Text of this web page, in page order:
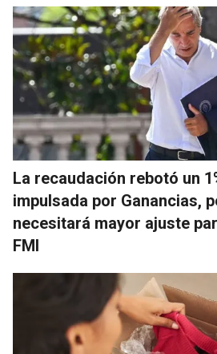
La recaudación rebotó un
impulsada por Ganancias,
necesitará mayor ajuste
FMI